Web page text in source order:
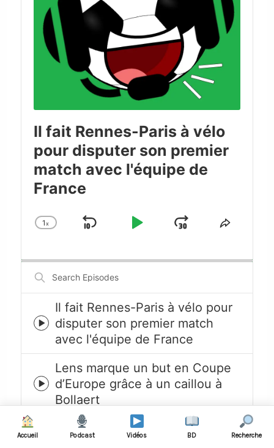
Il fait Rennes-Paris à vélo
pour disputer son premier
match avec l'équipe de
France
Change
1x
Skip
Play
JumpShare
Search
Episodes
Episode
play
icon
Il fait Rennes-Paris à vélo pour
disputer son premier match
avec l'équipe de France
Episode
play
Lens marque un but en Coupe
d’Europe grâce à un caillou à
Bollaert
Ils offrent “Mein Kampf” à Noël
Accueil Podcast Vidéos BD Recherche